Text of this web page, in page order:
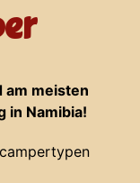
am meisten
in Namibia!